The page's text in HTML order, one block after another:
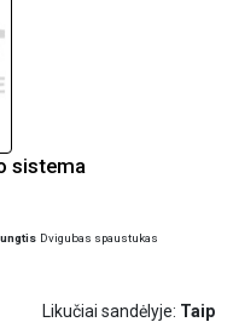
sistema
Dvigubas spaustukas
Likučiai sandėlyje: Taip